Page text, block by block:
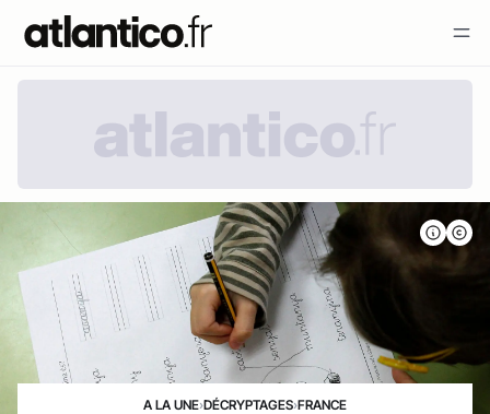
A LA UNE›DÉCRYPTAGES›FRANCE